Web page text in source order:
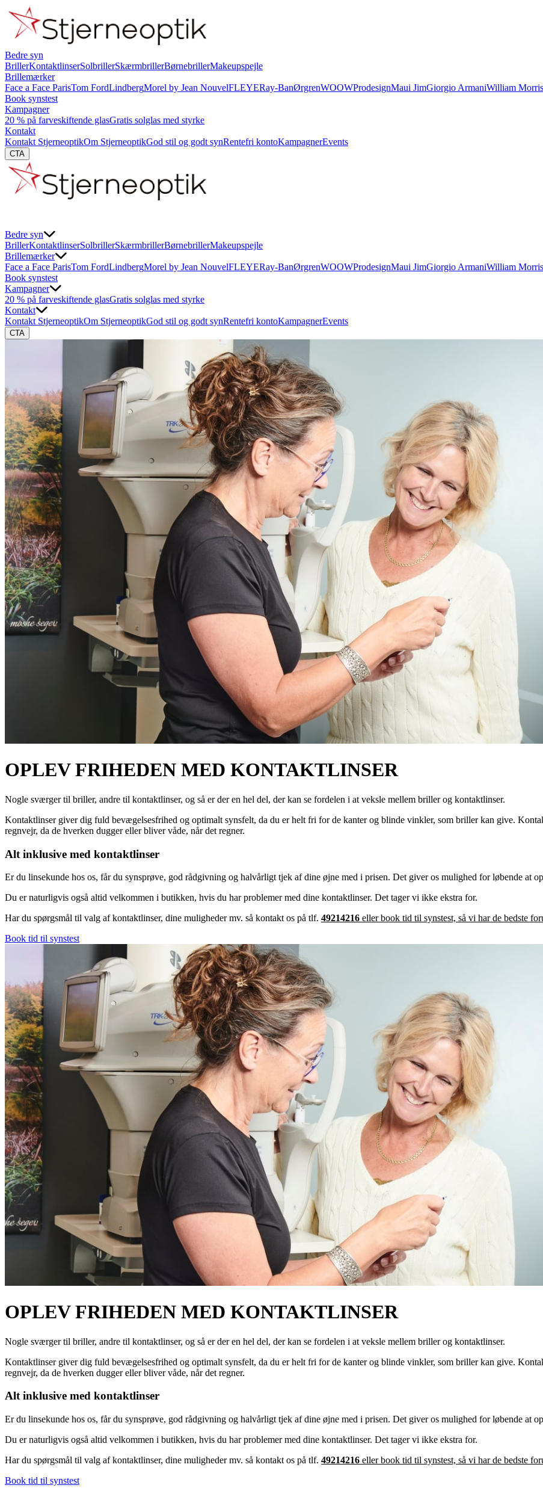
Bedre syn
BrillerKontaktlinserSolbrillerSkærmbrillerBørnebrillerMakeupspejle
Brillemærker
Face a Face ParisTom FordLindbergMorel by Jean NouvelFLEYERay-BanØrgrenWOOWProdesignMaui JimGiorgio ArmaniWilliam Morris
Book synstest
Kampagner
20 % på farveskiftende glasGratis solglas med styrke
Kontakt
Kontakt StjerneoptikOm StjerneoptikGod stil og godt synRentefri kontoKampagnerEvents
CTA
Bedre syn
BrillerKontaktlinserSolbrillerSkærmbrillerBørnebrillerMakeupspejle
Brillemærker
Face a Face ParisTom FordLindbergMorel by Jean NouvelFLEYERay-BanØrgrenWOOWProdesignMaui JimGiorgio ArmaniWilliam Morris
Book synstest
Kampagner
20 % på farveskiftende glasGratis solglas med styrke
Kontakt
Kontakt StjerneoptikOm StjerneoptikGod stil og godt synRentefri kontoKampagnerEvents
CTA
OPLEV FRIHEDEN MED KONTAKTLINSER
Nogle sværger til briller, andre til kontaktlinser, og så er der en hel del, der kan se fordelen i at veksle mellem briller og kontaktlinser.
Kontaktlinser giver dig fuld bevægelsesfrihed og optimalt synsfelt, da du er helt fri for de kanter og blinde vinkler, som briller kan give.
regnvejr, da de hverken dugger eller bliver våde, når det regner.
Alt inklusive med kontaktlinser
Er du linsekunde hos os, får du synsprøve, god rådgivning og halvårligt tjek af dine øjne med i prisen. Det giver os mulighed for løbende at
Du er naturligvis også altid velkommen i butikken, hvis du har problemer med dine kontaktlinser. Det tager vi ikke ekstra for.
Har du spørgsmål til valg af kontaktlinser, dine muligheder mv. så kontakt os på tlf. 49214216 eller book tid til synstest, så vi har de bedste
Book tid til synstest
OPLEV FRIHEDEN MED KONTAKTLINSER
Nogle sværger til briller, andre til kontaktlinser, og så er der en hel del, der kan se fordelen i at veksle mellem briller og kontaktlinser.
Kontaktlinser giver dig fuld bevægelsesfrihed og optimalt synsfelt, da du er helt fri for de kanter og blinde vinkler, som briller kan give.
regnvejr, da de hverken dugger eller bliver våde, når det regner.
Alt inklusive med kontaktlinser
Er du linsekunde hos os, får du synsprøve, god rådgivning og halvårligt tjek af dine øjne med i prisen. Det giver os mulighed for løbende at
Du er naturligvis også altid velkommen i butikken, hvis du har problemer med dine kontaktlinser. Det tager vi ikke ekstra for.
Har du spørgsmål til valg af kontaktlinser, dine muligheder mv. så kontakt os på tlf. 49214216 eller book tid til synstest, så vi har de bedste
Book tid til synstest